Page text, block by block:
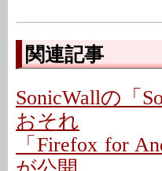
関連記事
SonicWallの「
おそれ
「Firefox for